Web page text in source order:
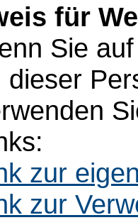
für
Sie
dieser
zur
zur